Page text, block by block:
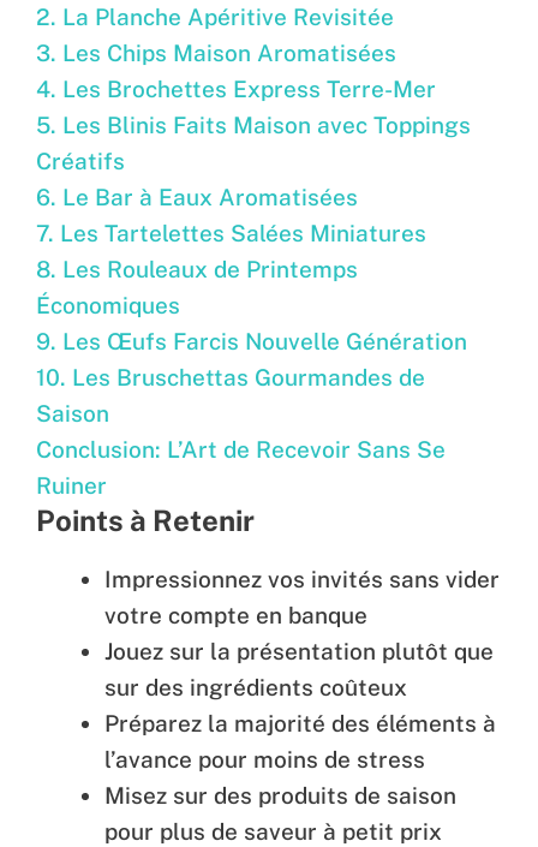
2. La Planche Apéritive Revisitée
3. Les Chips Maison Aromatisées
4. Les Brochettes Express Terre-Mer
5. Les Blinis Faits Maison avec Toppings
Créatifs
6. Le Bar à Eaux Aromatisées
7. Les Tartelettes Salées Miniatures
8. Les Rouleaux de Printemps
Économiques
9. Les Œufs Farcis Nouvelle Génération
10. Les Bruschettas Gourmandes de
Saison
Conclusion: L’Art de Recevoir Sans Se
Ruiner
Points à Retenir
Impressionnez vos invités sans vider
votre compte en banque
Jouez sur la présentation plutôt que
sur des ingrédients coûteux
Préparez la majorité des éléments à
l’avance pour moins de stress
Misez sur des produits de saison
pour plus de saveur à petit prix